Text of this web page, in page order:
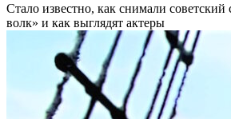
Стало известно, как снимали
волк» и как выглядят актеры